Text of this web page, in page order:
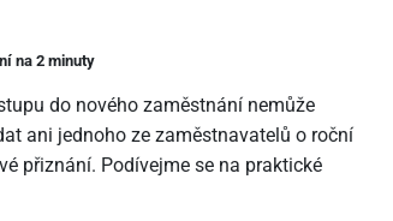
na 2 minuty
do nového zaměstnání nemůže
ani jednoho ze zaměstnavatelů o roční
přiznání. Podívejme se na praktické